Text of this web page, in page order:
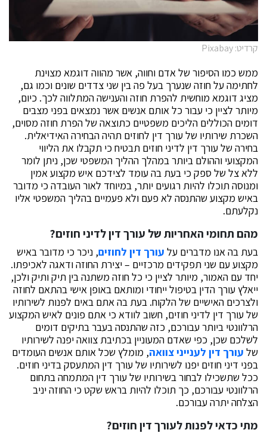
קרדיט: Pixabay
ממש כמו הסיפור של אדם וחווה, אשר מהווה דוגמא מצוינת
לחתימה על חוזה שנערך בעל פה בין שני צדדים שונים וכמו גם,
מציג דוגמא מוחשית להפרת חוזה והענישה המתלווה לכך. כיום,
מיותר לציין כי עבור כל אותם אנשים אשר נמצאים בפני מצבים
דומים הכוללים הליכים משפטיים כתוצאה של הפרת חוזה מסוים,
השכרת שירותיו של עורך דין לחוזים תהיה הבחירה האידיאלית.
בחירה של עורך דין לדיני חוזים תבטיח כי תקבלו את הליווי
המקצועי וההולם ביותר במהלך ההליך המשפטי שכן, ניתן לומר
ללא צל של ספק כי בעת בה עומד לצידכם איש מקצוע אמין
ומנוסה תוכלו להיות רגועים יותר, במיוחד לאור העובדה כי מדובר
באיש מקצוע שהתנסה לא פעם ולא פעמיים בהליך המשפטי אליו
נקלעתם.
מהם תחומי האחריות של עורך דין לדיני חוזים?
בעת בה אנו מדברים על עורך דין לחוזים, ניכר כי מדובר באיש
מקצוע עם שני תפקידים מרכזיים – יצירת החוזה ודאגה לאכיפתו.
יחד עם האמור, מיותר לציין כי כל חוזה משתנה בין תיק ותיק ולכן,
ייאלץ עורך הדין בטיפול ייחודי ומותאם באופן אישי בהתאם לחוזה
ולצרכים האישיים של הלקוח. בעת בה אתם באים לפנות לשירותיו
של עורך דין לדיני חוזים, חשוב לוודא כי אתם פונים לאיש המקצוע
הרלוונטי ביותר עבורכם, כזה שהתנסה בעבר בתיקים דומים
לשלכם שכן, כפי שאדם המעוניין בכתיבת צוואה יפנה לשירותיו
של עורך דין לענייני צוואה, מומלץ שכל אותם אנשים העומדים
בפני דיני חוזים יפנו לשירותיו של עורך דין המתעסק בדיני חוזים.
ככל שתשכילו לבחור בשירותיו של עורך דין המתמחה בתחום
הרלוונטי עבורכם, כך תוכלו להיות בראש שקט כי החוזה יניב
הצלחה יתרה עבורכם.
מתי כדאי לפנות לעורך דין חוזים?